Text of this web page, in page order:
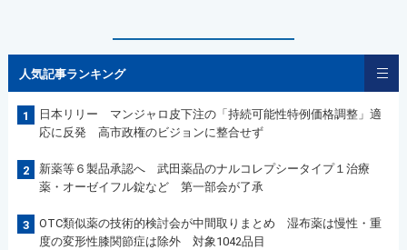
人気記事ランキング
1
日本リリー マンジャロ皮下注の「持続可能性特例価格調整」適
応に反発 高市政権のビジョンに整合せず
2
新薬等６製品承認へ 武田薬品のナルコレプシータイプ１治療
薬・オーゼイフル錠など 第一部会が了承
3
OTC類似薬の技術的検討会が中間取りまとめ 湿布薬は慢性・重
度の変形性膝関節症は除外 対象1042品目